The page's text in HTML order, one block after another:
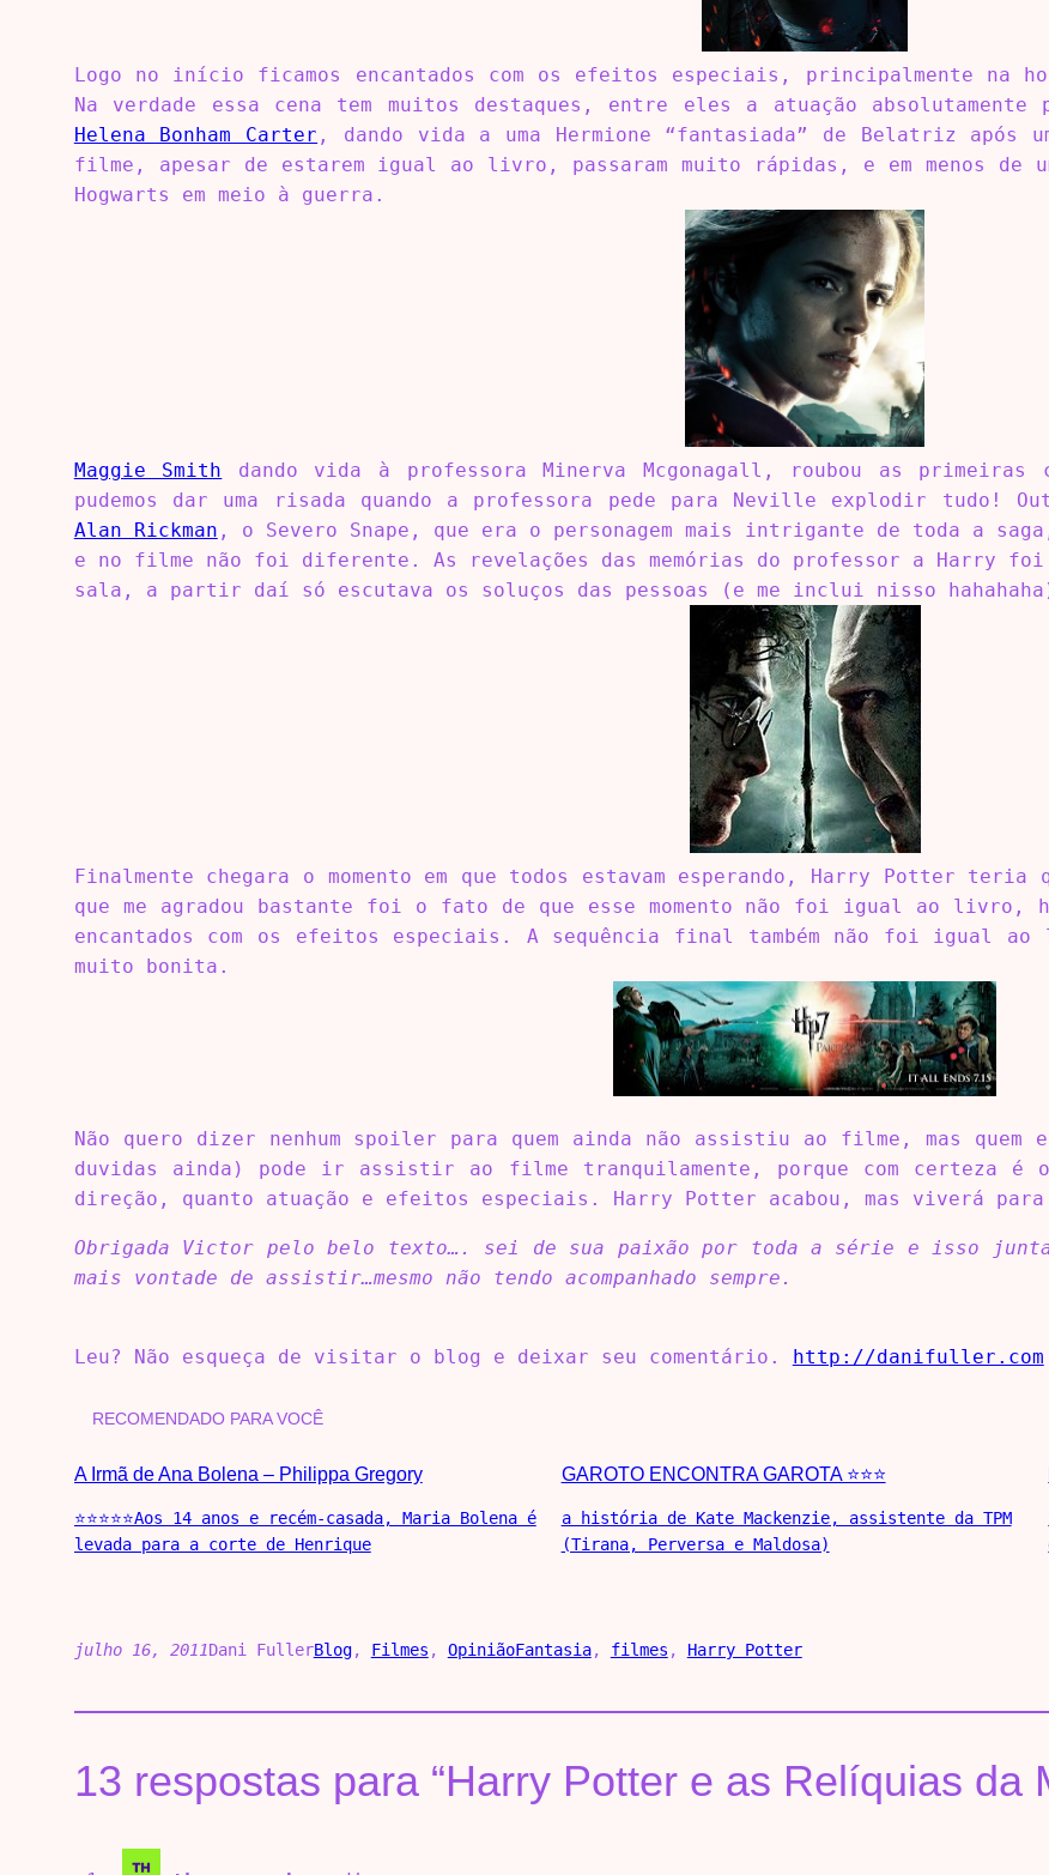
Logo no início ficamos encantados com os efeitos especiais, principalmente na
Na verdade essa cena tem muitos destaques, entre eles a atuação
Helena Bonham Carter , dando vida a uma Hermione “fantasiada” de Belatriz após
filme, apesar de estarem igual ao livro, passaram muito rápidas, e em menos de
Hogwarts em meio à guerra.
Maggie Smith dando vida à professora Minerva Mcgonagall, roubou as primeiras
pudemos dar uma risada quando a professora pede para Neville explodir tudo!
Alan Rickman , o Severo Snape, que era o personagem mais intrigante de toda a
e no filme não foi diferente. As revelações das memórias do professor a Harry foi o
sala, a partir daí só escutava os soluços das pessoas (e me inclui nisso
Finalmente chegara o momento em que todos estavam esperando, Harry Potter
que me agradou bastante foi o fato de que esse momento não foi igual ao livro,
encantados com os efeitos especiais. A sequência final também não foi igual ao
muito bonita.
Não quero dizer nenhum spoiler para quem ainda não assistiu ao filme, mas quem
duvidas ainda) pode ir assistir ao filme tranquilamente, porque com certeza
direção, quanto atuação e efeitos especiais. Harry Potter acabou, mas viverá para
Obrigada Victor pelo belo texto…. sei de sua paixão por toda a série e isso
mais vontade de assistir…mesmo não tendo acompanhado sempre.
Leu? Não esqueça de visitar o blog e deixar seu comentário. http://danifuller.com
RECOMENDADO PARA VOCÊ
A Irmã de Ana Bolena – Philippa Gregory
⭐⭐⭐⭐⭐Aos 14 anos e recém-casada, Maria Bolena é
levada para a corte de Henrique
GAROTO ENCONTRA GAROTA ⭐⭐⭐
a história de Kate Mackenzie, assistente da TPM
(Tirana, Perversa e Maldosa)
julho 16, 2011Dani FullerBlog, Filmes , OpiniãoFantasia, filmes , Harry Potter
13 respostas para “Harry Potter e as Relíquias da